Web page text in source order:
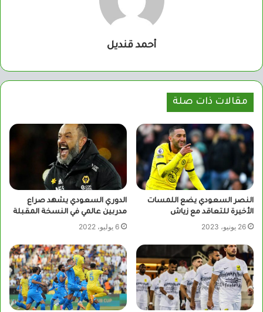
أحمد قنديل
مقالات ذات صلة
النصر السعودي يضع اللمسات
الأخيرة للتعاقد مع زياش
26 يونيو، 2023
الدوري السعودي يشهد صراع
مدربين عالمي في النسخة المقبلة
6 يوليو، 2022